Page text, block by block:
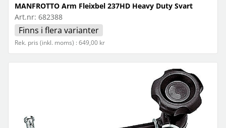
MANFROTTO Arm Fleixbel 237HD Heavy Duty Svart
Art.nr: 682388
Finns i flera varianter
Rek. pris (inkl. moms) : 649,00 kr